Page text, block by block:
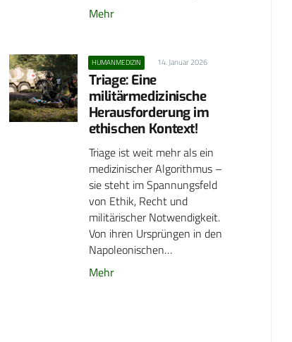
Mehr
HUMANMEDIZIN 14. Januar 2026
Triage: Eine
militärmedizinische
Herausforderung im
ethischen Kontext!
Triage ist weit mehr als ein
medizinischer Algorithmus –
sie steht im Spannungsfeld
von Ethik, Recht und
militärischer Notwendigkeit.
Von ihren Ursprüngen in den
Napoleonischen…
Mehr